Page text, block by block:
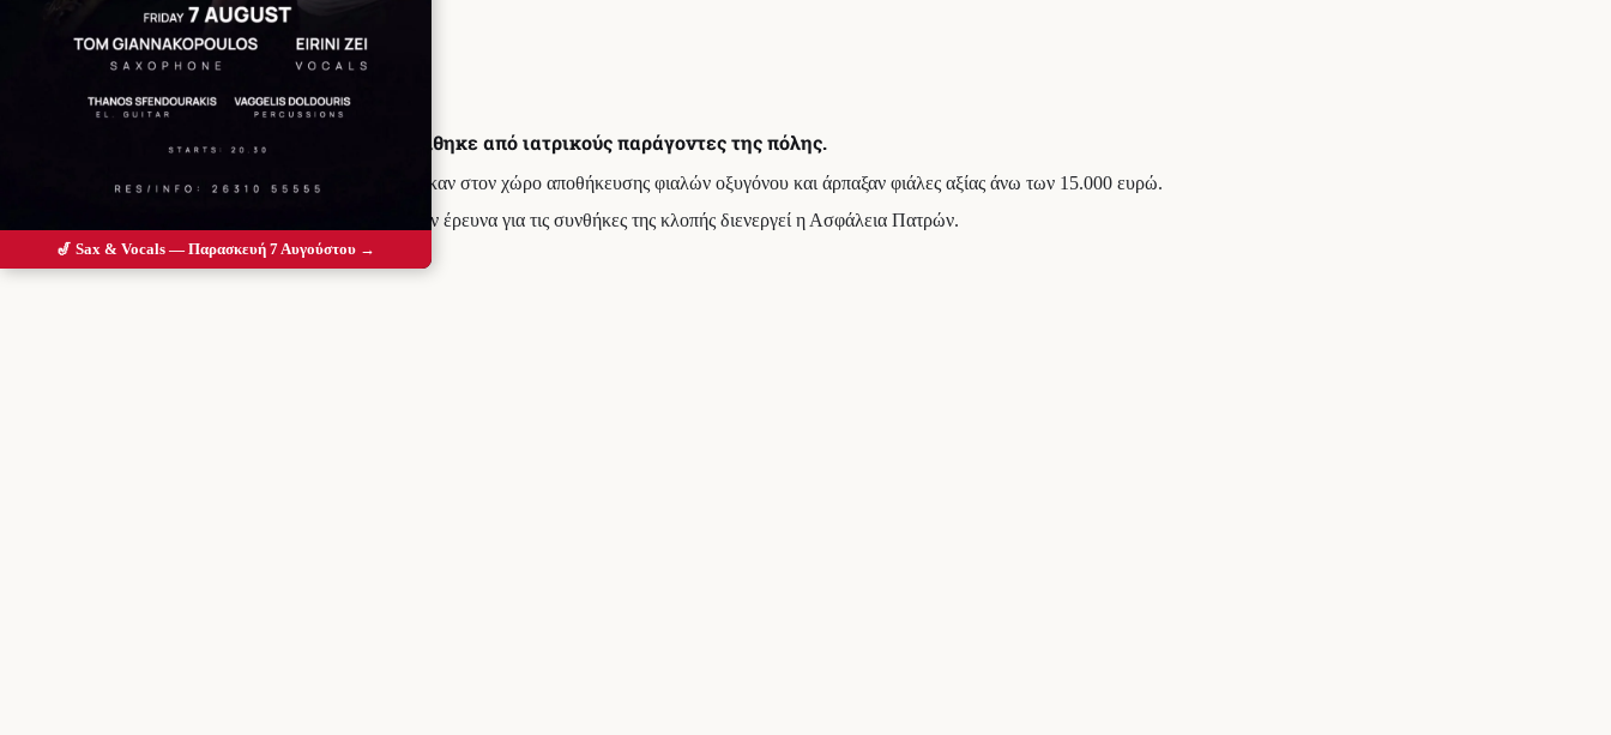
Προσθέστε το Messolonghi Voice ως
Μεγάλη κλοπή στο Νοσοκομείο Ρίου καταγγέλθηκε από ιατρικούς παράγοντες της πόλης.
Σύμφωνα με πληροφορίες άγνωστοι κατάφεραν και μπήκαν στον χώρο αποθήκευσης φιαλών οξυγόνου και άρπαξαν φιάλες αξίας άνω των 15.000 ευρώ.
Οι φιάλες που λείπουν είναι περισσότερες από 20 και την έρευνα για τις συνθήκες της κλοπής διενεργεί η Ασφάλεια Πατρών.
🎷 Sax & Vocals — Παρασκευή 7 Αυγούστου →